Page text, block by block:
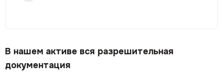
В нашем активе вся разрешительная
документация